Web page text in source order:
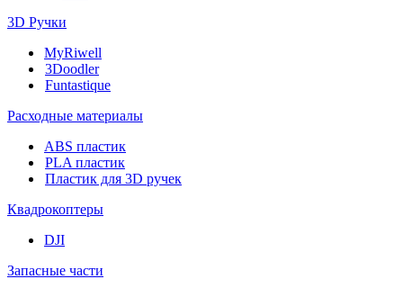
3D Ручки
MyRiwell
3Doodler
Funtastique
Расходные материалы
ABS пластик
PLA пластик
Пластик для 3D ручек
Квадрокоптеры
DJI
Запасные части